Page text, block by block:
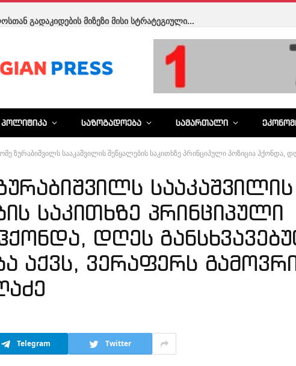
ᲞᲝᲚᲘᲢᲘᲙᲐ ᲡᲐᲖᲝᲒᲐᲓᲝᲔᲑᲐ ᲡᲐᲛᲐᲠᲗᲐᲚᲘ
ზურაბიშვილს სააკაშვილის შეწყალების საკითხზე პრინციპული პოზიცია ჰქონდა,
სააკაშვილის
საკითხზე პრინციპული
დღეს
აქვს, ვერაფერს
Telegram Twitter